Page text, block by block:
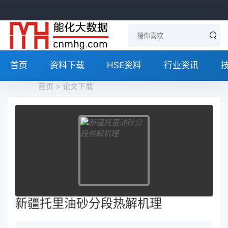
首页 资料下载 HSE资料 行业资讯
首页 > 论文下载
新疆托里油砂分段热解机理